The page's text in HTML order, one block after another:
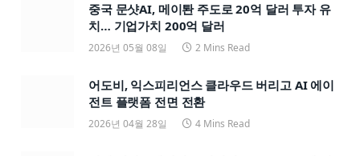
중국 문샷AI, 메이퇀 주도로 20억 달러 투자 유
치… 기업가치 200억 달러
2026년 05월 08일 2 Mins Read
어도비, 익스피리언스 클라우드 버리고 AI 에이
전트 플랫폼 전면 전환
2026년 04월 28일 4 Mins Read